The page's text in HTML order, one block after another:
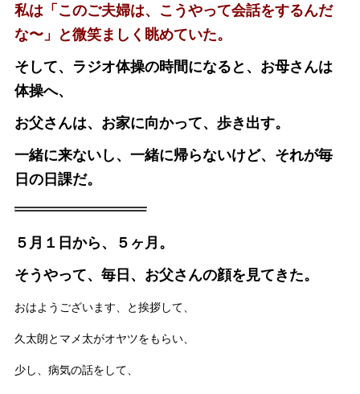
私は「このご夫婦は、こうやって会話をするんだ
な〜」と微笑ましく眺めていた。
そして、ラジオ体操の時間になると、お母さんは
体操へ、
お父さんは、お家に向かって、歩き出す。
一緒に来ないし、一緒に帰らないけど、それが毎
日の日課だ。
５月１日から、５ヶ月。
そうやって、毎日、お父さんの顔を見てきた。
おはようございます、と挨拶して、
久太朗とマメ太がオヤツをもらい、
少し、病気の話をして、